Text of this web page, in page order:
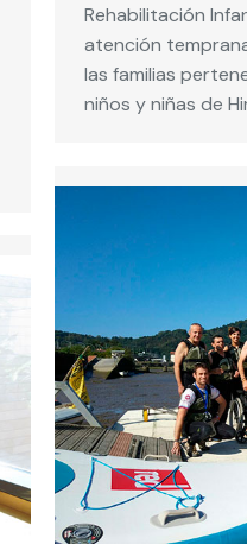
Rehabilitación
atención
las familias
niños y niñas de